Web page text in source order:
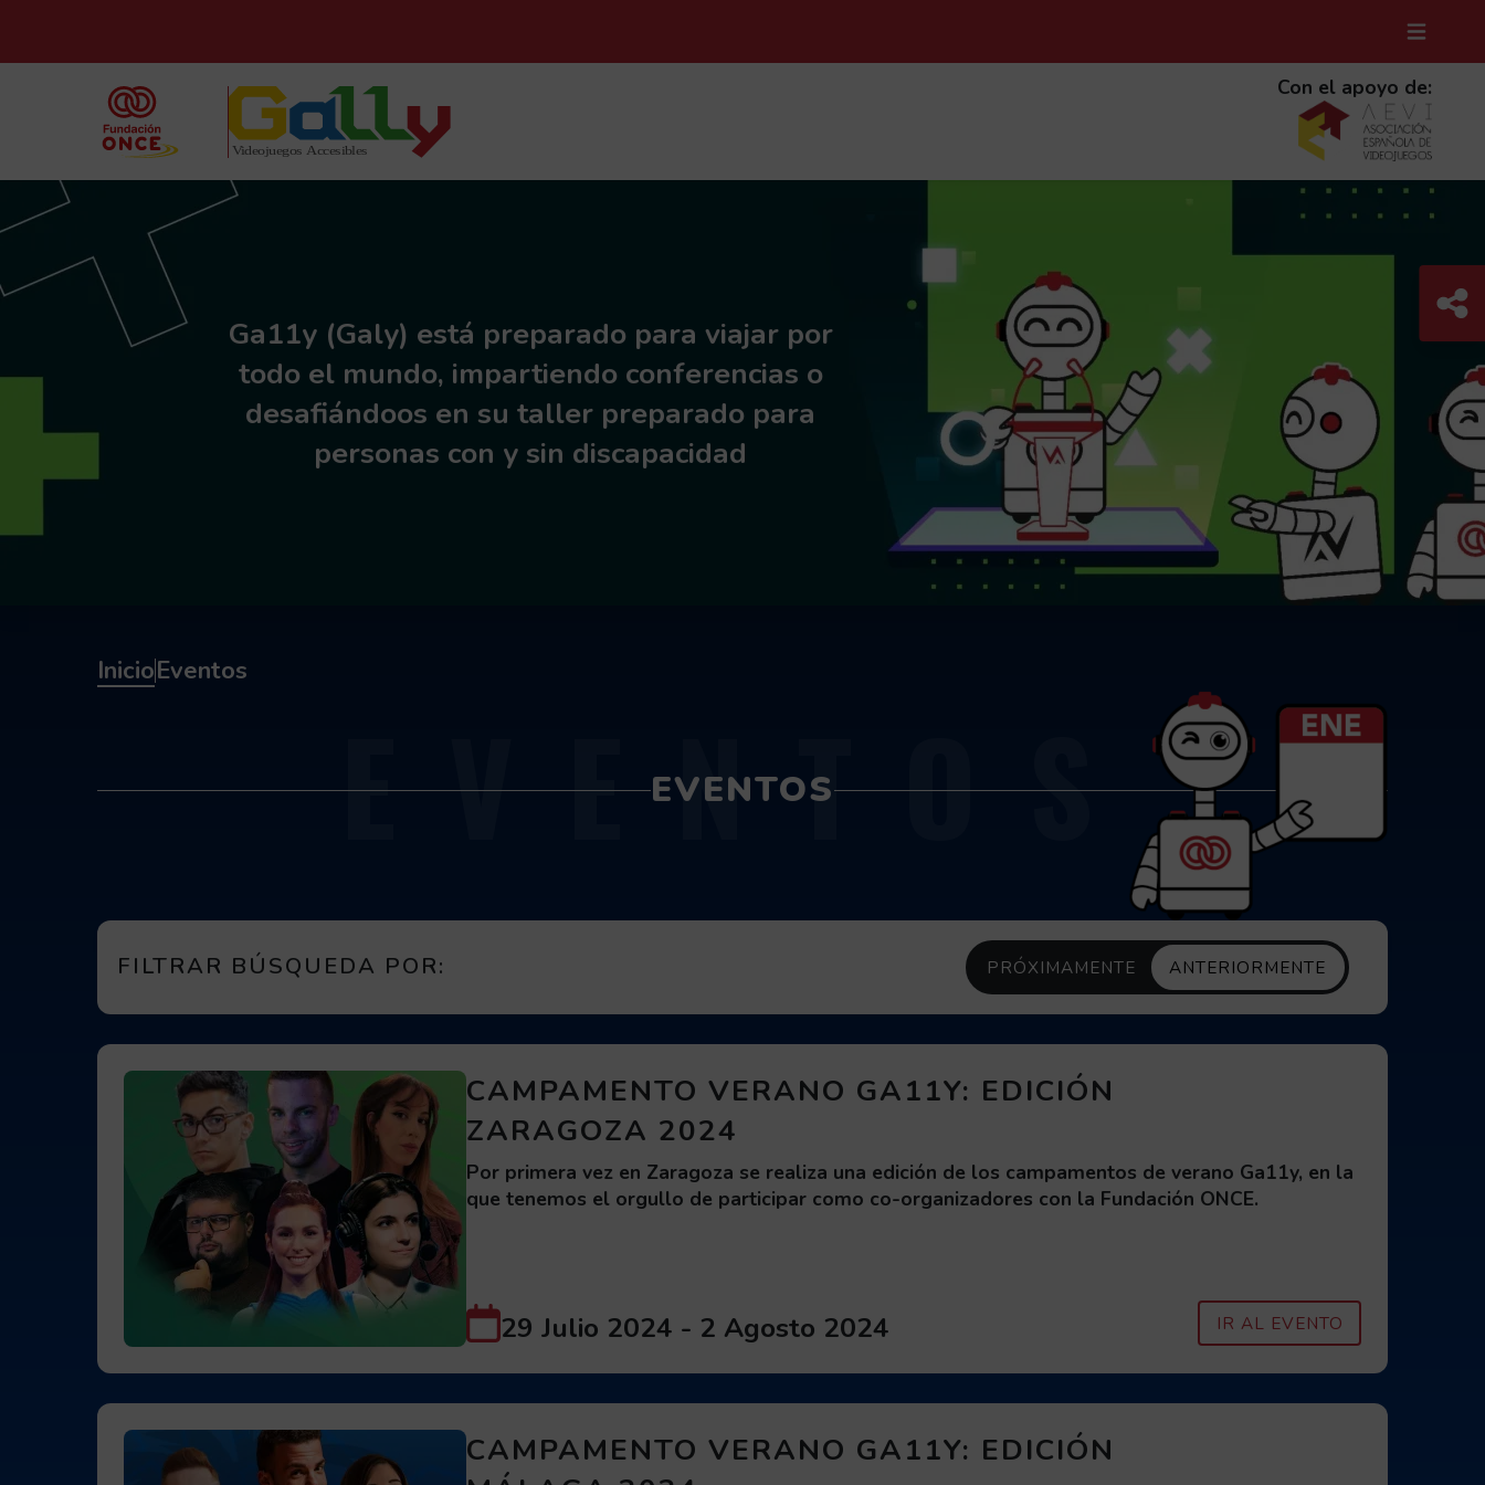
Con el apoyo de:
Ga11y (Galy) está preparado para viajar por
todo el mundo, impartiendo conferencias o
desafiándoos en su taller preparado para
personas con y sin discapacidad
InicioEventos
EVENTOS
EVENTOS
FILTRAR BÚSQUEDA POR: FECHA
PRÓXIMAMENTE ANTERIORMENTE
Eventos, 14 resultados, visualizando página 1 de 3
CAMPAMENTO VERANO GA11Y: EDICIÓN
ZARAGOZA 2024
Por primera vez en Zaragoza se realiza una edición de los campamentos de verano Ga11y, en la
que tenemos el orgullo de participar como co-organizadores con la Fundación ONCE.
Fecha/período:
29 Julio 2024 - 2 Agosto 2024 IR AL EVENTO
CAMPAMENTO VERANO GA11Y: EDICIÓN